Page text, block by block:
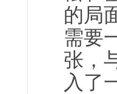
的局
需要
张，
入了